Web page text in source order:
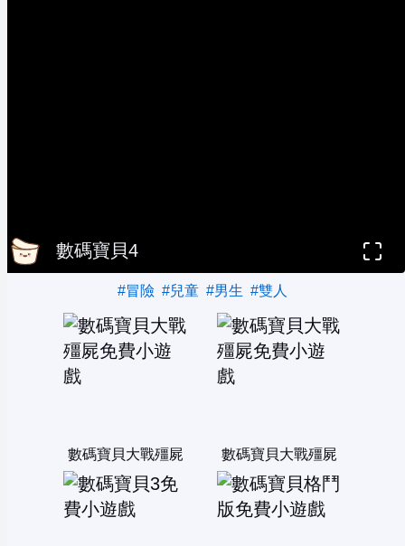
數碼寶貝4
#冒險 #兒童 #男生 #雙人
數碼寶貝大戰殭屍 數碼寶貝大戰殭屍